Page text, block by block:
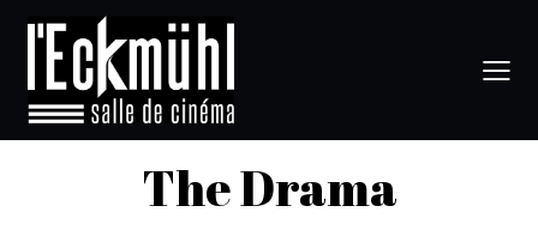
The Drama